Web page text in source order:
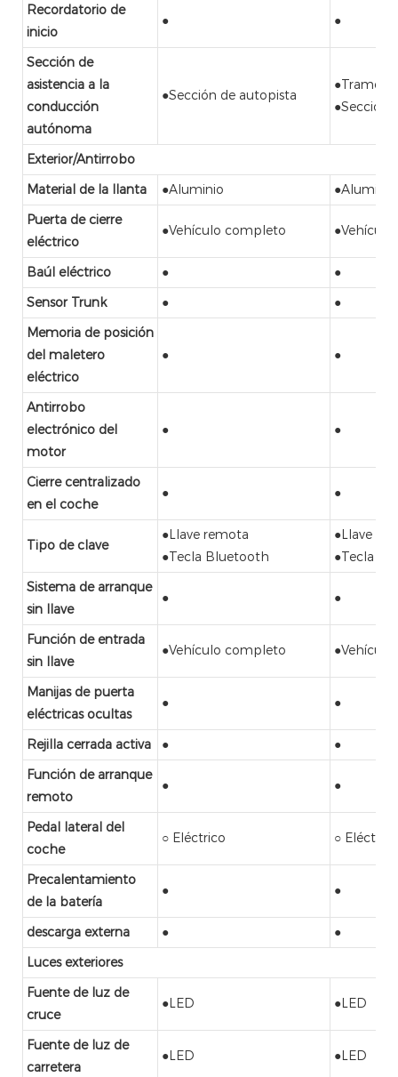
Recordatorio de
inicio
● ●
Sección de
asistencia a la
conducción
autónoma
●Sección de autopista
●Tramos
●Sección
Exterior/Antirrobo
Material de la llanta
●Aluminio
●Aluminio
Puerta de cierre
eléctrico
●Vehículo completo
Baúl eléctrico ●
●
Sensor Trunk
●
●
Memoria de posición
del maletero
eléctrico
● ●
Antirrobo
electrónico del
motor
● ●
Cierre centralizado
en el coche
● ●
Tipo de clave
●Llave remota
●Tecla Bluetooth
●Llave
●Tecla
Sistema de arranque
sin llave
● ●
Función de entrada
sin llave
●Vehículo completo
Manijas de puerta
eléctricas ocultas
● ●
Rejilla cerrada activa ●
●
Función de arranque
remoto
● ●
Pedal lateral del
coche
○ Eléctrico ○ Eléctrico
Precalentamiento
de la batería
● ●
descarga externa ●
●
Luces exteriores
Fuente de luz de
cruce
●LED ●LED
Fuente de luz de
carretera
●LED ●LED